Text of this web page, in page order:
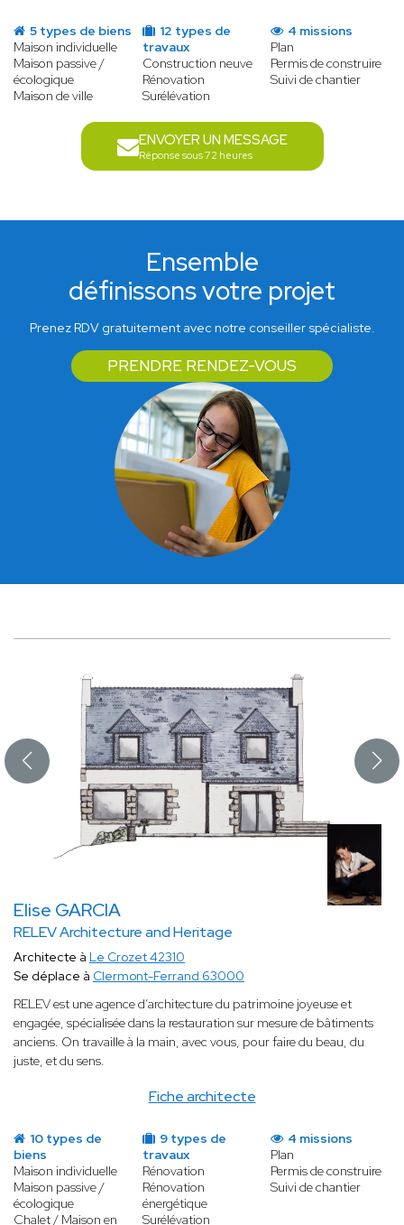
5 types de biens
Maison individuelle
Maison passive /
écologique
Maison de ville
12 types de
travaux
Construction neuve
Rénovation
Surélévation
4 missions
Plan
Permis de construire
Suivi de chantier
ENVOYER UN MESSAGE
Réponse sous 72 heures
Ensemble
définissons votre projet
Prenez RDV gratuitement avec notre conseiller spécialiste.
PRENDRE RENDEZ-VOUS
Elise GARCIA
RELEV Architecture and Heritage
Fiche architecte
Architecte à Le Crozet 42310
Se déplace à Clermont-Ferrand 63000
RELEV est une agence d’architecture du patrimoine joyeuse et
engagée, spécialisée dans la restauration sur mesure de bâtiments
anciens. On travaille à la main, avec vous, pour faire du beau, du
juste, et du sens.
10 types de
biens
Maison individuelle
Maison passive /
écologique
Chalet / Maison en
9 types de
travaux
Rénovation
Rénovation
énergétique
Surélévation
4 missions
Plan
Permis de construire
Suivi de chantier